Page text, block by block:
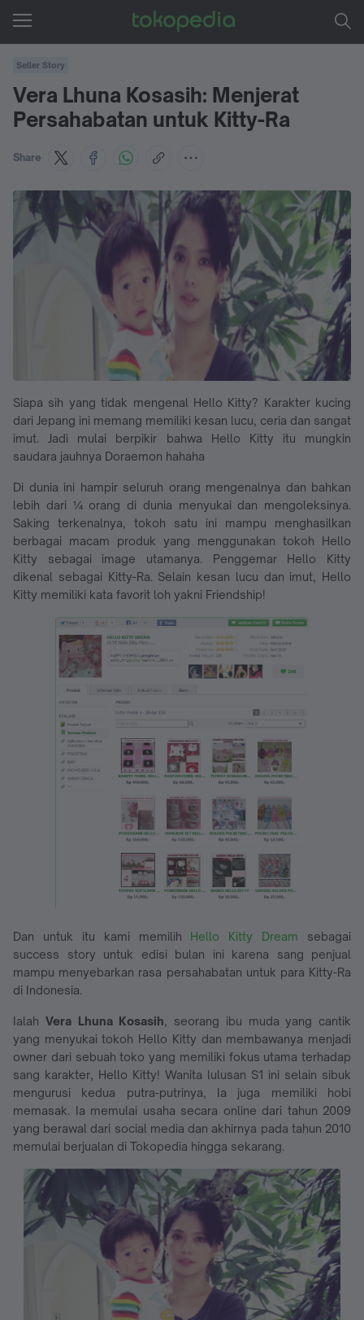
Seller Story
Vera Lhuna Kosasih: Menjerat
Persahabatan untuk Kitty-Ra
Share
Siapa sih yang tidak mengenal Hello Kitty? Karakter kucing
dari Jepang ini memang memiliki kesan lucu, ceria dan sangat
imut. Jadi mulai berpikir bahwa Hello Kitty itu mungkin
saudara jauhnya Doraemon hahaha
Di dunia ini hampir seluruh orang mengenalnya dan bahkan
lebih dari ¼ orang di dunia menyukai dan mengoleksinya.
Saking terkenalnya, tokoh satu ini mampu menghasilkan
berbagai macam produk yang menggunakan tokoh Hello
Kitty sebagai image utamanya. Penggemar Hello Kitty
dikenal sebagai Kitty-Ra. Selain kesan lucu dan imut, Hello
Kitty memiliki kata favorit loh yakni Friendship!
Dan untuk itu kami memilih Hello Kitty Dream sebagai
success story untuk edisi bulan ini karena sang penjual
mampu menyebarkan rasa persahabatan untuk para Kitty-Ra
di Indonesia.
Ialah Vera Lhuna Kosasih, seorang ibu muda yang cantik
yang menyukai tokoh Hello Kitty dan membawanya menjadi
owner dari sebuah toko yang memiliki fokus utama terhadap
sang karakter, Hello Kitty! Wanita lulusan S1 ini selain sibuk
mengurusi kedua putra-putrinya, Ia juga memiliki hobi
memasak. Ia memulai usaha secara online dari tahun 2009
yang berawal dari social media dan akhirnya pada tahun 2010
memulai berjualan di Tokopedia hingga sekarang.